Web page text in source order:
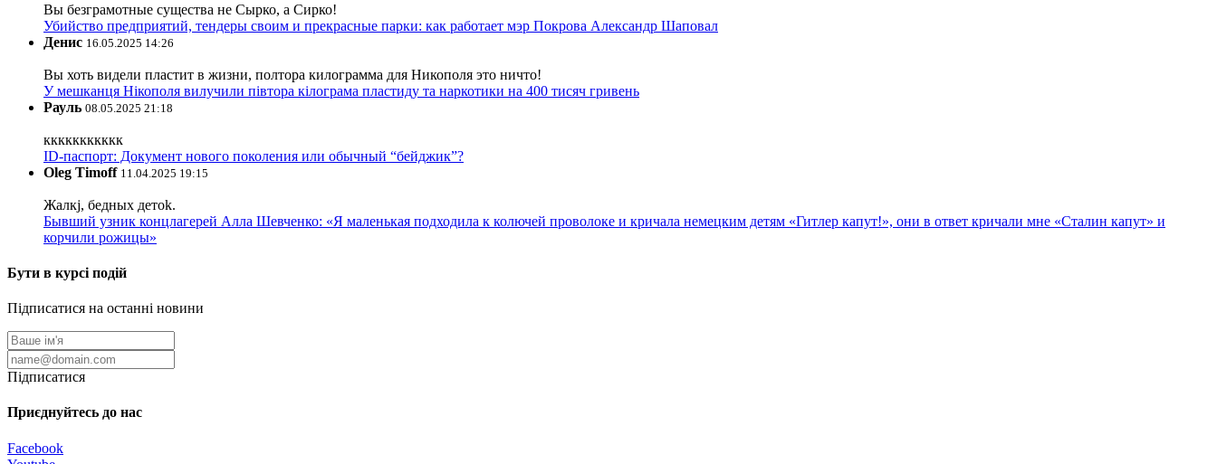
Вы безграмотные существа не Сырко, а Сирко!
Убийство предприятий, тендеры своим и прекрасные парки: как работает мэр Покрова Александр Шаповал
Денис 16.05.2025 14:26
Вы хоть видели пластит в жизни, полтора килограмма для Никополя это ничто!
У мешканця Нікополя вилучили півтора кілограма пластиду та наркотики на 400 тисяч гривень
Рауль 08.05.2025 21:18
ккккккккккк
ID-паспорт: Документ нового поколения или обычный “бейджик”?
Oleg Timoff 11.04.2025 19:15
Жалкj, бедных детok.
Бывший узник концлагерей Алла Шевченко: «Я маленькая подходила к колючей проволоке и кричала немецким детям «Гитлер капут!», они в ответ кричали мне «Сталин капут» и
корчили рожицы»
Бути в курсі подій
Підписатися на останні новини
Підписатися
Приєднуйтесь до нас
Facebook